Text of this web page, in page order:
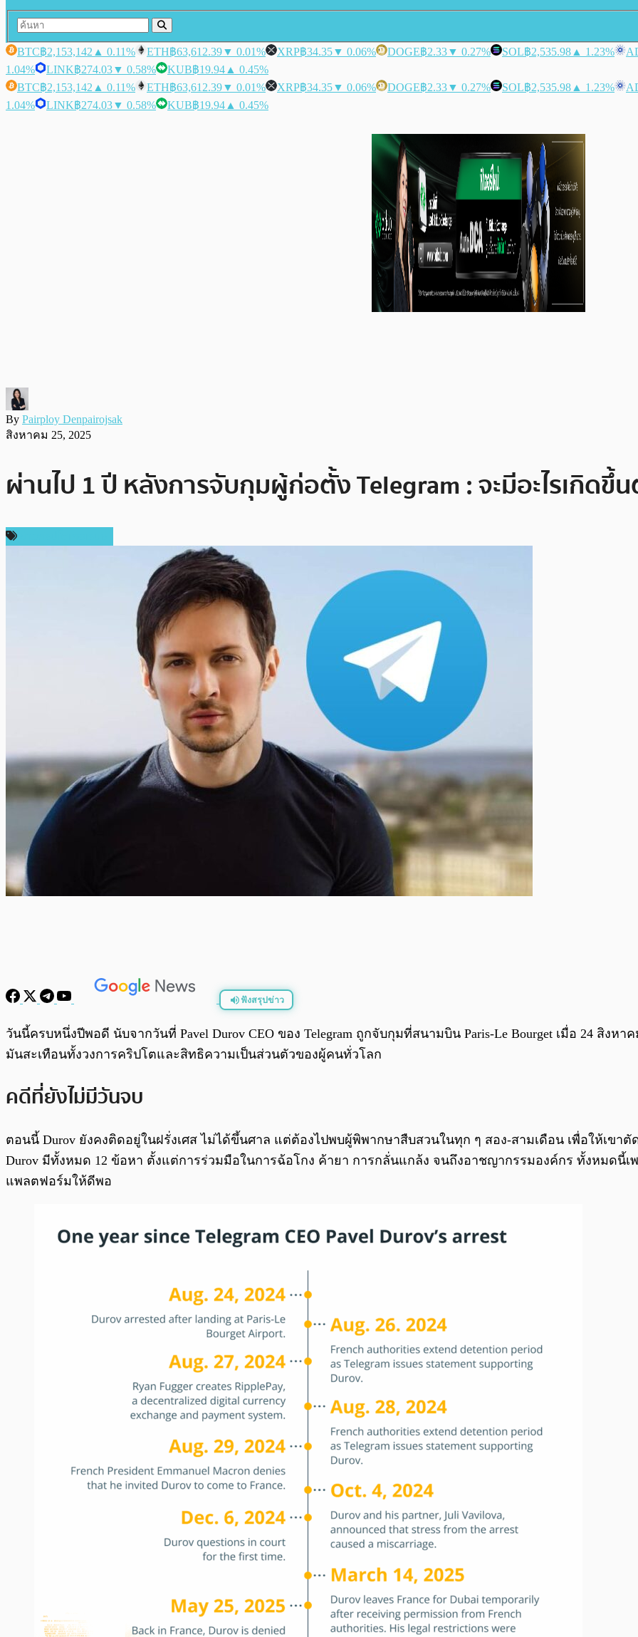
BTC฿2,153,142 ▲ 0.11% ETH฿63,612.39▼ 0.01% XRP฿34.35▼ 0.06% DOGE฿2.33▼ 0.27% SOL฿2,535.98 ▲ 1.23%
1.04%
LINK฿274.03▼ 0.58% KUB฿19.94 ▲ 0.45%
BTC฿2,153,142 ▲ 0.11% ETH฿63,612.39▼ 0.01% XRP฿34.35▼ 0.06% DOGE฿2.33▼ 0.27% SOL฿2,535.98 ▲ 1.23%
1.04%
LINK฿274.03▼ 0.58% KUB฿19.94 ▲ 0.45%
By Pairploy Denpairojsak
สิงหาคม 25, 2025
ผ่านไป 1 ปี หลังการจับกุมผู้ก่อตั้ง Telegram : จะมีอะไรเกิดขึ้
ฟังสรุปข่าว
พร้อมเล่น
วันนี้ครบหนึ่งปีพอดี นับจากวันที่ Pavel Durov CEO ของ Telegram ถูกจับกุมที่สนามบิน Paris-Le Bourget เมื่อ 24 สิง
มันสะเทือนทั้งวงการคริปโตและสิทธิความเป็นส่วนตัวของผู้คนทั่วโลก
คดีที่ยังไม่มีวันจบ
ตอนนี้ Durov ยังคงติดอยู่ในฝรั่งเศส ไม่ได้ขึ้นศาล แต่ต้องไปพบผู้พิพากษาสืบสวนในทุก ๆ สอง-สามเดือน เพื่อให้เขา
Durov มีทั้งหมด 12 ข้อหา ตั้งแต่การร่วมมือในการฉ้อโกง ค้ายา การกลั่นแกล้ง จนถึงอาชญากรรมองค์กร ทั้งหมดนี้เพ
แพลตฟอร์มให้ดีพอ